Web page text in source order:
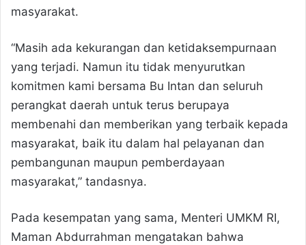
masyarakat.
“Masih ada kekurangan dan ketidaksempurnaan
yang terjadi. Namun itu tidak menyurutkan
komitmen kami bersama Bu Intan dan seluruh
perangkat daerah untuk terus berupaya
membenahi dan memberikan yang terbaik kepada
masyarakat, baik itu dalam hal pelayanan dan
pembangunan maupun pemberdayaan
masyarakat,” tandasnya.
Pada kesempatan yang sama, Menteri UMKM RI,
Maman Abdurrahman mengatakan bahwa